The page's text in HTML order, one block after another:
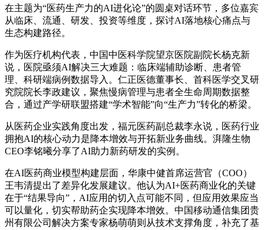
在主题为“医药生产力的AI进化论”的圆桌对话环节，多位嘉宾
从临床、流通、研发、投资等维度，探讨AI落地核心痛点与
生态构建路径。
作为医疗机构代表，中国中医科学院望京医院副院长杨克新
说，医院亟须AI解决三大难题：临床端辅助诊断、患者管
理、科研端病例数据导入。仁正医德董事长、首科医学交叉研
究院院长李政建议，聚焦慢病管理与患者全生命周期数据整
合，通过产学研联盟搭建“学术智能”向“生产力”转化的桥梁。
从医药企业实践角度出发，福元医药副总裁李永说，医药行业
拥抱AI的核心动力是降本增效与开拓新业务曲线。湃隆生物
CEO李铭曦分享了AI助力新药研发的实例。
在AI医药商业模型构建层面，华康中健首席运营官（COO）
王韦清提出了差异化发展建议。他认为AI+医药商业化的关键
在于“结果导向”，AI应用的切入点可能不同，但应用效果应当
可以量化，切实帮助药企实现降本增效。中国移动通信集团贵
州有限公司解决方案专家杨萌萌则从技术支撑角度，补充了基